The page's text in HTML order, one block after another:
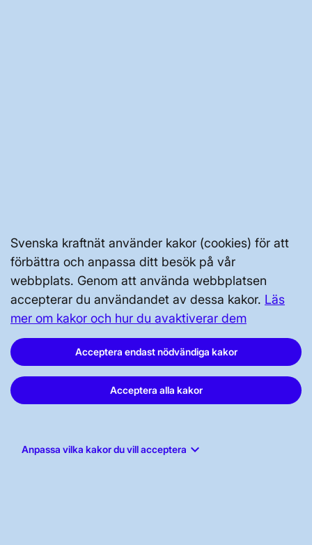
Svenska kraftnät använder kakor (cookies) för att
förbättra och anpassa ditt besök på vår
webbplats. Genom att använda webbplatsen
accepterar du användandet av dessa kakor. Läs
mer om kakor och hur du avaktiverar dem
Acceptera endast nödvändiga kakor
Acceptera alla kakor
Anpassa vilka kakor du vill acceptera keyboard_arrow_down
Sundbyberg
Press och nyheter
Prenumerera
Vår dataskyddspolicy
Tillgänglighetsredogörelse